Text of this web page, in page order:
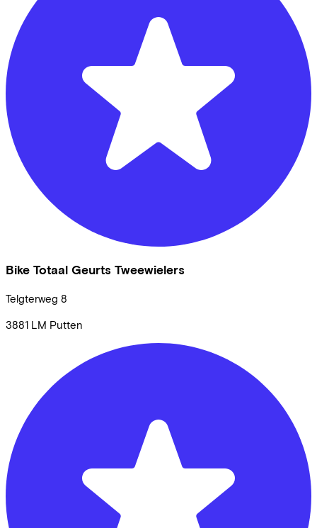
Bike Totaal Geurts Tweewielers
Telgterweg 8
3881 LM Putten